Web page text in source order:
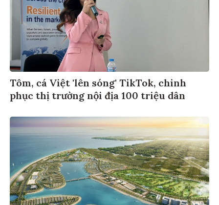
Tôm, cá Việt 'lên sóng' TikTok, chinh
phục thị trường nội địa 100 triệu dân